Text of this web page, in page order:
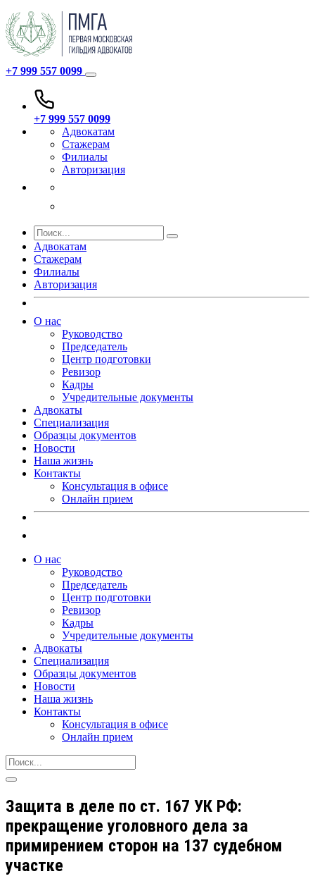
+7 999 557 0099
+7 999 557 0099
Адвокатам
Стажерам
Филиалы
Авторизация
Адвокатам
Стажерам
Филиалы
Авторизация
О нас
Руководство
Председатель
Центр подготовки
Ревизор
Кадры
Учредительные документы
Адвокаты
Специализация
Образцы документов
Новости
Наша жизнь
Контакты
Консультация в офисе
Онлайн прием
О нас
Руководство
Председатель
Центр подготовки
Ревизор
Кадры
Учредительные документы
Адвокаты
Специализация
Образцы документов
Новости
Наша жизнь
Контакты
Консультация в офисе
Онлайн прием
Защита в деле по ст. 167 УК РФ:
прекращение уголовного дела за
примирением сторон на 137 судебном
участке